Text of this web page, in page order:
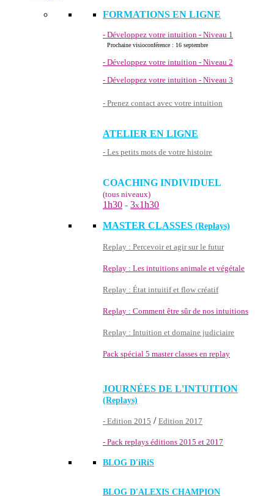
FORMATIONS EN LIGNE
- Développez votre intuition - Niveau 1
Prochaine visioconférence : 16 septembre
- Développez votre intuition - Niveau 2
- Développez votre intuition - Niveau 3
- Prenez contact avec votre intuition
ATELIER EN LIGNE
- Les petits mots de votre histoire
COACHING INDIVIDUEL
(tous niveaux)
1h30 - 3x1h30
MASTER CLASSES (Replays)
Replay : Percevoir et agir sur le futur
Replay : Les intuitions animale et végétale
Replay : État intuitif et flow créatif
Replay : Comment être sûr de nos intuitions
Replay : Intuition et domaine judiciaire
Pack spécial 5 master classes en replay
JOURNÉES DE L'INTUITION
(Replays)
- Edition 2015 / Edition 2017
- Pack replays éditions 2015 et 2017
BLOG D'iRiS
BLOG D'ALEXIS CHAMPION